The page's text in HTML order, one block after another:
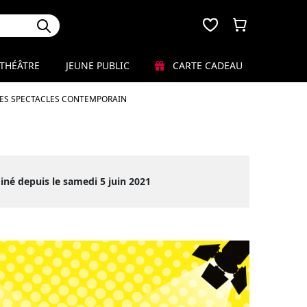
SPECTACLES CONTEMPORAIN
JEUNE PUBLIC CARTE CADEAU
depuis le samedi 5 juin 2021